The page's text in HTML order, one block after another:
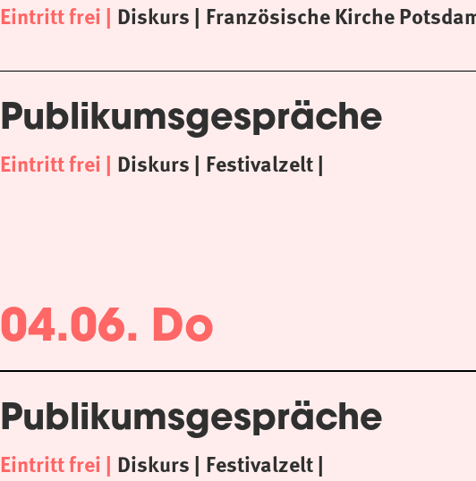
Eintritt frei Diskurs Französische Kirche
Publikumsgespräche
Eintritt frei Diskurs Festivalzelt
04.06. Do
Publikumsgespräche
Eintritt frei Diskurs Festivalzelt